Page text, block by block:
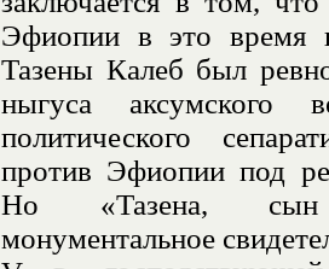
Эфиопии в это время
Тазены Калеб был
ныгуса аксумского
политического
против Эфиопии под
Но «Тазена, сын
монументальное